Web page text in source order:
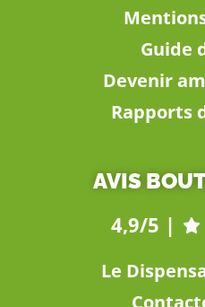
Guide
Devenir
Rapports
AVIS
4,9/5 | 
Le